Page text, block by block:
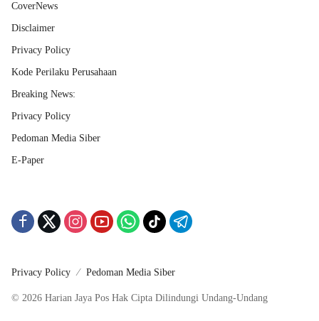
CoverNews
Disclaimer
Privacy Policy
Kode Perilaku Perusahaan
Breaking News:
Privacy Policy
Pedoman Media Siber
E-Paper
Privacy Policy Pedoman Media Siber
© 2026 Harian Jaya Pos Hak Cipta Dilindungi Undang-Undang